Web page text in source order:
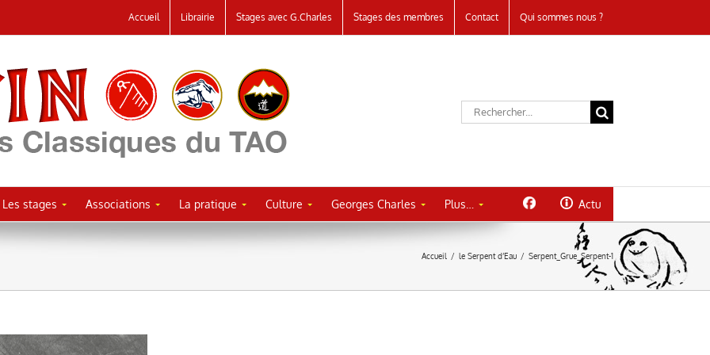
Accueil Librairie Stages avec G.Charles Stages des membres Contact Qui sommes nous ?
Rechercher:
Les stages Associations La pratique Culture Georges Charles Plus… Actu
Accueil / le Serpent d’Eau / Serpent_Grue_Serpent-1